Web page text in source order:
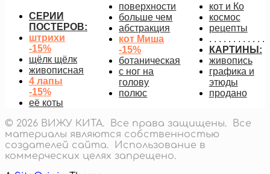
СЕРИИ
ПОСТЕРОВ:
штрихи
-15%
щёлк щёлк
живописная
4 лапы
-15%
её коты
поверхности
больше чем
абстракция
кот Миша
-15%
ботаническая
с ног на
голову
полюс
кот и Ко
космос
рецепты
. . . . . . . . . . . .
КАРТИНЫ:
живопись
графика и
этюды
продано
© 2026 ВИЖУ КИТА. Все права защищены. Все
материалы являются собственностью
создателей сайта. Использование в
коммерческих целях запрещено.